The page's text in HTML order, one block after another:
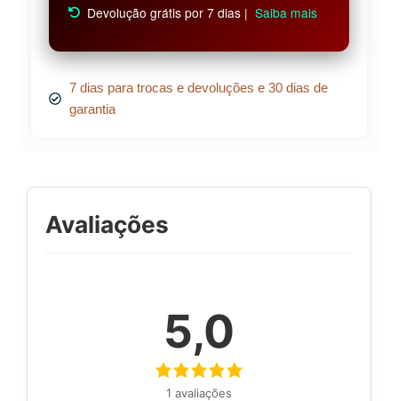
Devolução grátis por 7 dias | Saiba mais
7 dias para trocas e devoluções e 30 dias de
garantia
Avaliações
5,0
1 avaliações